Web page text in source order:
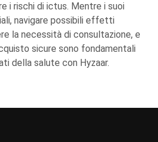
i rischi di ictus. Mentre i suoi
navigare possibili effetti
la necessità di consultazione, e
sicure sono fondamentali
della salute con Hyzaar.